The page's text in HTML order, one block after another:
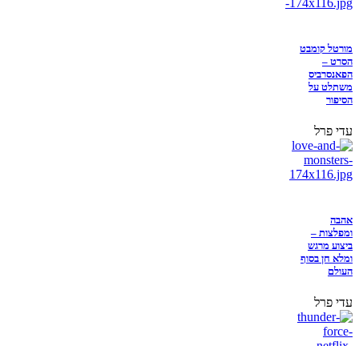
מורטל קומבט
הסרט –
הפאנסרביס
משתלט על
הסיפור
עדי פרל
אהבה
ומפלצות –
ביצוע מרגש
ומלא חן בסוף
העולם
עדי פרל